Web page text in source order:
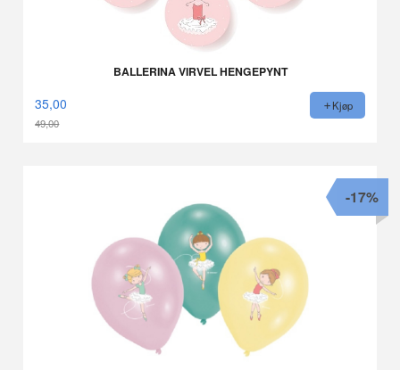
BALLERINA VIRVEL HENGEPYNT
35,00
49,00
Kjøp
-17%